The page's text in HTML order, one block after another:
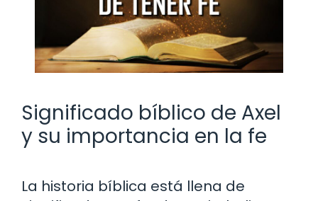
Significado bíblico de Axel
y su importancia en la fe
La historia bíblica está llena de